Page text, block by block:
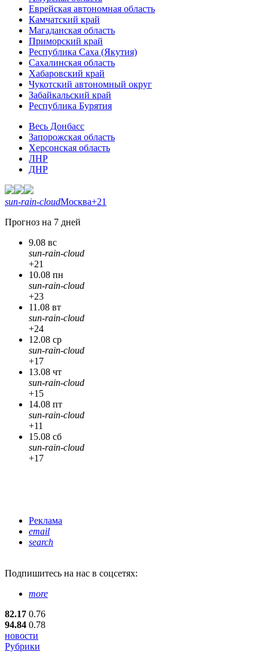
Еврейская автономная область
Камчатский край
Магаданская область
Приморский край
Республика Саха (Якутия)
Сахалинская область
Хабаровский край
Чукотский автономный округ
Забайкальский край
Республика Бурятия
Весь Донбасс
Запорожская область
Херсонская область
ЛНР
ДНР
sun-rain-cloudМосква+21
Прогноз на 7 дней
9.08 вс
sun-rain-cloud
+21
10.08 пн
sun-rain-cloud
+23
11.08 вт
sun-rain-cloud
+24
12.08 ср
sun-rain-cloud
+17
13.08 чт
sun-rain-cloud
+15
14.08 пт
sun-rain-cloud
+11
15.08 сб
sun-rain-cloud
+17
Реклама
email
search
Подпишитесь на нас в соцсетях:
more
82.17 0.76
94.84 0.78
новости
Рубрики